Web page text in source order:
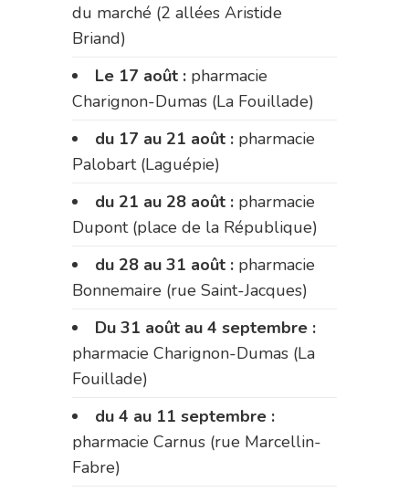
du marché (2 allées Aristide
Briand)
Le 17 août : pharmacie
Charignon-Dumas (La Fouillade)
du 17 au 21 août : pharmacie
Palobart (Laguépie)
du 21 au 28 août : pharmacie
Dupont (place de la République)
du 28 au 31 août : pharmacie
Bonnemaire (rue Saint-Jacques)
Du 31 août au 4 septembre :
pharmacie Charignon-Dumas (La
Fouillade)
du 4 au 11 septembre :
pharmacie Carnus (rue Marcellin-
Fabre)